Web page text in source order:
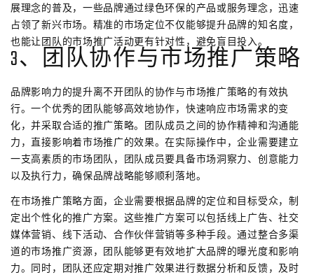
展理念的普及，一些品牌通过绿色环保的产品或服务理念，迅速
占领了新兴市场。精准的市场定位不仅能够提升品牌的知名度，
也能让团队的市场推广活动更有针对性，避免盲目投入。
3、团队协作与市场推广策略
品牌影响力的提升离不开团队的协作与市场推广策略的有效执
行。一个优秀的团队能够高效地协作，快速响应市场需求的变
化，并采取合适的推广策略。团队成员之间的协作精神和沟通能
力，直接影响着市场推广的效果。在实际操作中，企业需要建立
一支高素质的市场团队，团队成员要具备市场洞察力、创意能力
以及执行力，确保品牌战略能够顺利落地。
在市场推广策略方面，企业需要根据品牌的定位和目标受众，制
定出个性化的推广方案。这些推广方案可以包括线上广告、社交
媒体营销、线下活动、合作伙伴营销等多种手段。通过整合多渠
道的市场推广资源，团队能够更有效地扩大品牌的曝光度和影响
力。同时，团队还应定期对推广效果进行数据分析和反馈，及时